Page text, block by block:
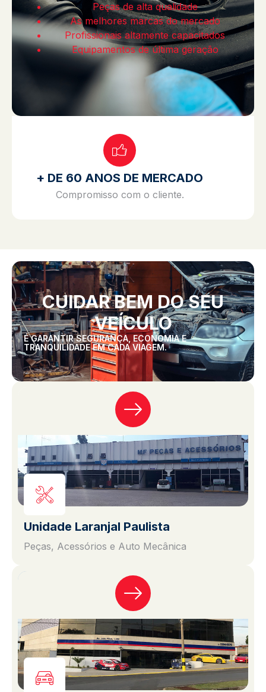
Peças de alta qualidade
As melhores marcas do mercado
Profissionais altamente capacitados
Equipamentos de última geração
+ DE 60 ANOS DE MERCADO
Compromisso com o cliente.
CUIDAR BEM DO SEU
VEÍCULO
É GARANTIR SEGURANÇA, ECONOMIA E
TRANQUILIDADE EM CADA VIAGEM.
Unidade Laranjal Paulista
Peças, Acessórios e Auto Mecânica